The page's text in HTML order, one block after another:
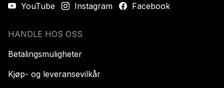
YouTube
Instagram Facebook
HANDLE HOS OSS
Betalingsmuligheter
Kjøp- og leveransevilkår